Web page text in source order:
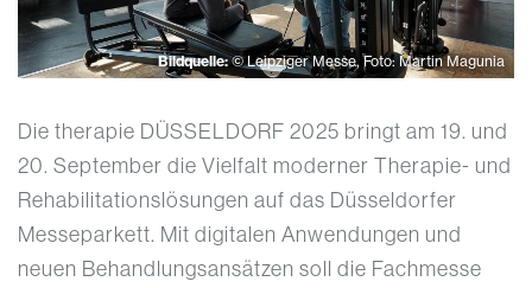
Bildquelle:© Leipziger Messe, Foto: Martin Magunia
Die therapie DÜSSELDORF 2025 bringt am 19. und
20. September die Vielfalt moderner Therapie- und
Rehabilitationslösungen auf das Düsseldorfer
Messeparkett. Mit digitalen Anwendungen und
neuen Behandlungsansätzen soll die Fachmesse